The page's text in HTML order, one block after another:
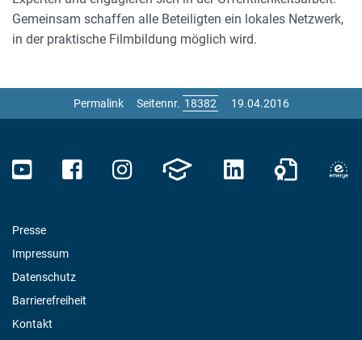
Gemeinsam schaffen alle Beteiligten ein lokales Netzwerk,
in der praktische Filmbildung möglich wird.
Permalink Seitennr. 19.04.2016
Presse
Impressum
Datenschutz
Barrierefreiheit
Kontakt